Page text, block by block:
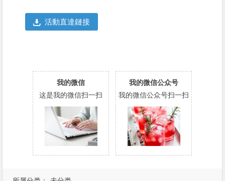
活動直達鏈接
我的微信
这是我的微信扫一扫
我的微信公众号
我的微信公众号扫一扫